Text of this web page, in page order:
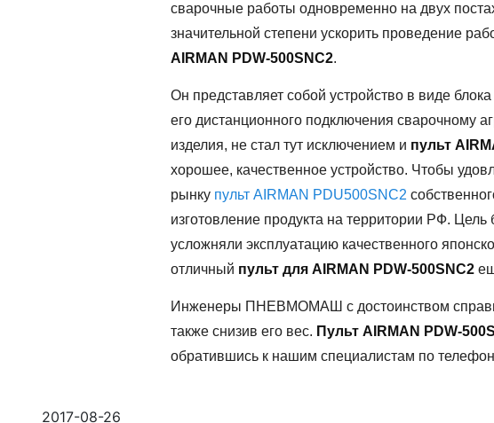
сварочные работы одновременно на двух
значительной степени ускорить проведение
AIRMAN PDW-500SNC2.
Он представляет собой устройство в виде
его дистанционного подключения сварочному
изделия, не стал тут исключением и пульт
хорошее, качественное устройство. Чтобы
рынку пульт AIRMAN PDU500SNC2
изготовление продукта на территории РФ.
усложняли эксплуатацию качественного
отличный пульт для AIRMAN PDW-500SNC2
Инженеры ПНЕВМОМАШ с достоинством
также снизив его вес. Пульт AIRMAN PDW-
обратившись к нашим специалистам по
2017-08-26